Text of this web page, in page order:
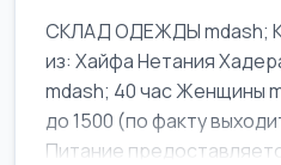
СКЛАД ОДЕЖДЫ mdash;
из: Хайфа Нетания
mdash; 40 час Женщины
до 1500 (по факту
Питание